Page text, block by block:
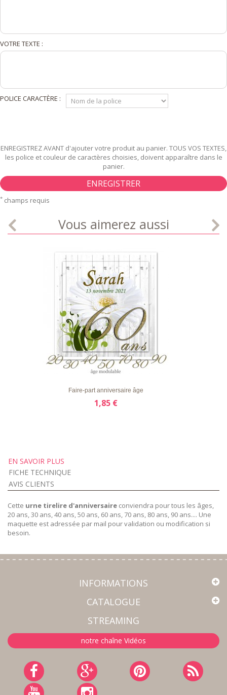
VOTRE TEXTE :
POLICE CARACTÈRE :
ENREGISTREZ AVANT d'ajouter votre produit au panier. TOUS VOS TEXTES,
les police et couleur de caractères choisies, doivent apparaître dans le
panier.
ENREGISTRER
* champs requis
Vous aimerez aussi
LISTE
APERÇU RAPIDE DÉTAILS
Faire-part anniversaire âge
1,85 €
EN SAVOIR PLUS
FICHE TECHNIQUE
AVIS CLIENTS
Cette urne tirelire d'anniversaire conviendra pour tous les âges,
20 ans, 30 ans, 40 ans, 50 ans, 60 ans, 70 ans, 80 ans, 90 ans.... Une
maquette est adressée par mail pour validation ou modification si
besoin.
INFORMATIONS
CATALOGUE
STREAMING
notre chaîne Vidéos